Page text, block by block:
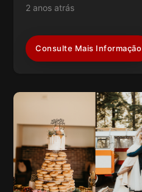
2 anos atrás
Consulte Mais Informação